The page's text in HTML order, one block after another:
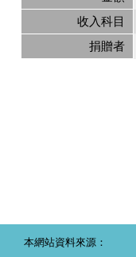
收入科目
捐贈者
本網站資料來源：